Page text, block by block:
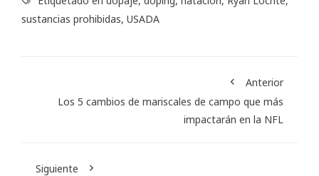
sustancias prohibidas, USADA
Anterior
Los 5 cambios de mariscales de campo que más
impactarán en la NFL
Siguiente